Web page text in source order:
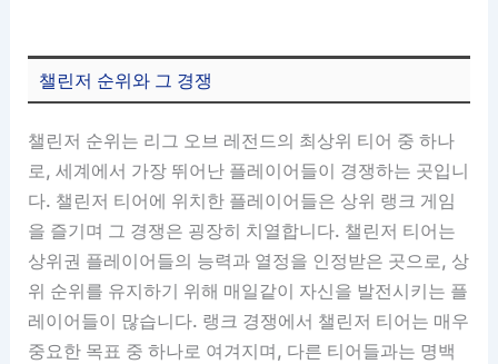
챌린저 순위와 그 경쟁
챌린저 순위는 리그 오브 레전드의 최상위 티어 중 하나
로, 세계에서 가장 뛰어난 플레이어들이 경쟁하는 곳입니
다. 챌린저 티어에 위치한 플레이어들은 상위 랭크 게임
을 즐기며 그 경쟁은 굉장히 치열합니다. 챌린저 티어는
상위권 플레이어들의 능력과 열정을 인정받은 곳으로, 상
위 순위를 유지하기 위해 매일같이 자신을 발전시키는 플
레이어들이 많습니다. 랭크 경쟁에서 챌린저 티어는 매우
중요한 목표 중 하나로 여겨지며, 다른 티어들과는 명백